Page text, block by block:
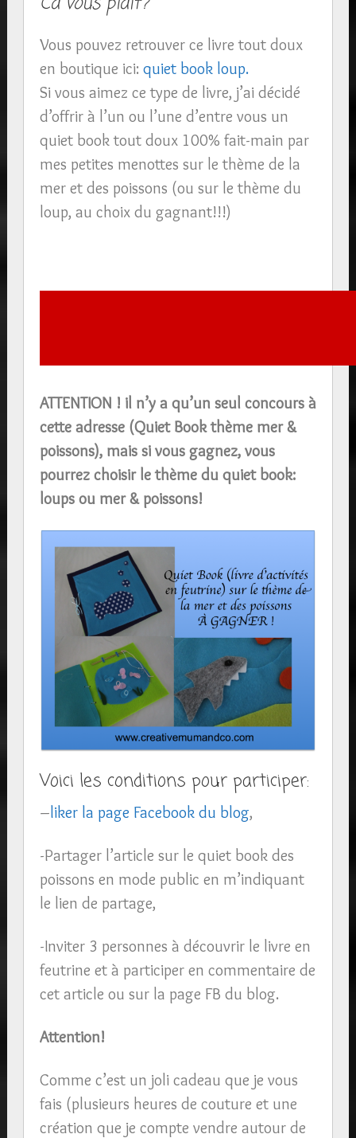
Vous pouvez retrouver ce livre tout doux
en boutique ici: quiet book loup.
Si vous aimez ce type de livre, j’ai décidé
d’offrir à l’un ou l’une d’entre vous un
quiet book tout doux 100% fait-main par
mes petites menottes sur le thème de la
mer et des poissons (ou sur le thème du
loup, au choix du gagnant!!!)
ATTENTION ! il n’y a qu’un seul concours à
cette adresse (Quiet Book thème mer &
poissons), mais si vous gagnez, vous
pourrez choisir le thème du quiet book:
loups ou mer & poissons!
Voici les conditions pour participer:
–liker la page Facebook du blog,
-Partager l’article sur le quiet book des
poissons en mode public en m’indiquant
le lien de partage,
-Inviter 3 personnes à découvrir le livre en
feutrine et à participer en commentaire de
cet article ou sur la page FB du blog.
Attention!
Comme c’est un joli cadeau que je vous
fais (plusieurs heures de couture et une
création que je compte vendre autour de